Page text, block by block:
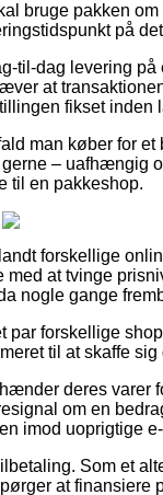
bruge pakken
på
til-dag levering
at
fikset inden
man køber for
–
til en pakkeshop.
forskellige
at tvinge
nogle gange
forskellige
til at skaffe
deres varer
om en
imod uoprigtige
Som et
at finansiere